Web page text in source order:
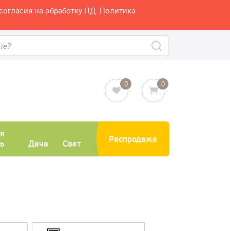
на обработку ПД. Политика
0 0
Дача Свет Распродажа